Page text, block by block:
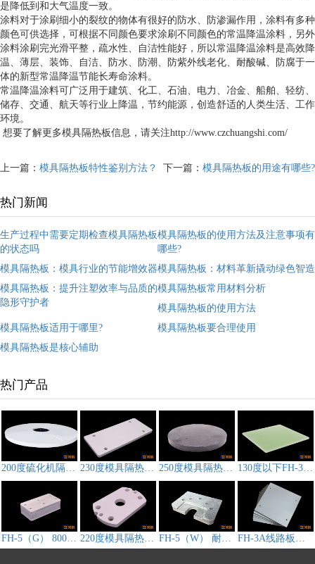
是降低到和大气温度一致。
涂料对于涂刷细小的裂纹的物体有很好的防水、防渗漏作用，涂料有多种
颜色可供选择，可根据不同颜色要求涂刷不同颜色的常温降温涂料，另外
涂料涂刷完光滑平整，疏水性、自洁性能好，所以常温降温涂料是高效降
温、薄层、装饰、自洁、防水、防潮、防紫外线老化、耐酸碱、防腐于一
体的新型常温降温节能长寿命涂料。
常温降温涂料可广泛用于建筑、化工、石油、电力、冶金、船舶、轻纺、
储存、交通、航天等行业上降温，节约能源，创造舒适的人类生活、工作
环境。
想要了解更多模具隔热板信息，请关注http://www.czchuangshi.com/
上一篇： 模具隔热板特性鉴别方法？ 下一篇： 模具隔热板的用途有哪些?
热门新闻
生产过程中需要定期检查模具隔热板
的状态吗
模具隔热板的使用方法及注意事项有
哪些?
模具隔热板：模具行业的节能增效器模具隔热板：材料革新撬动绿色智造
模具隔热板：提升注塑效率与品质的
隐形守护者
模具隔热板常用材料分析
模具隔热板的使用方法
模具隔热板适用于哪里?
模具隔热板要合理使用
模具隔热板是核心辅助
热门产品